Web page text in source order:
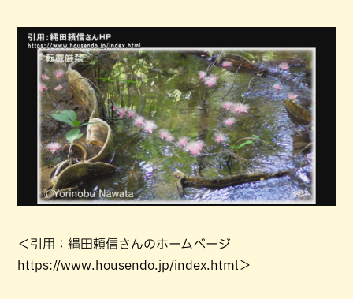
＜引用：縄田頼信さんのホームページ
https://www.housendo.jp/index.html＞